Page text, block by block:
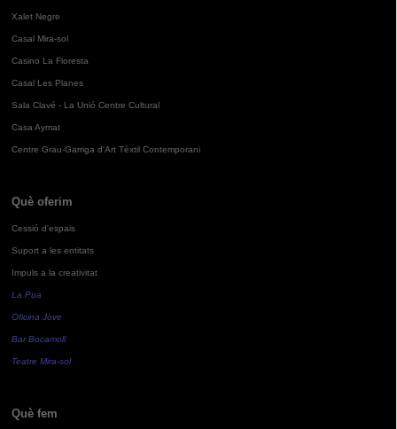
Xalet Negre
Casal Mira-sol
Casino La Floresta
Casal Les Planes
Sala Clavé - La Unió Centre Cultural
Casa Aymat
Centre Grau-Garriga d'Art Tèxtil Contemporani
Què oferim
Cessió d'espais
Suport a les entitats
Impuls a la creativitat
La Pua
Oficina Jove
Bar Bocamoll
Teatre Mira-sol
Què fem